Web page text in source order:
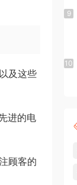
及这些
进的电
顾客的
9
10